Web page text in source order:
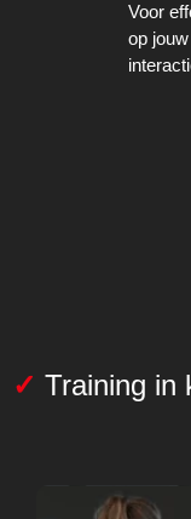
Voor
op
✓ Training in